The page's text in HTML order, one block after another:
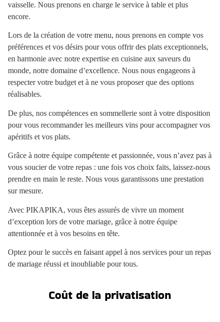
vaisselle. Nous prenons en charge le service à table et plus
encore.
Lors de la création de votre menu, nous prenons en compte vos
préférences et vos désirs pour vous offrir des plats exceptionnels,
en harmonie avec notre expertise en cuisine aux saveurs du
monde, notre domaine d’excellence. Nous nous engageons à
respecter votre budget et à ne vous proposer que des options
réalisables.
De plus, nos compétences en sommellerie sont à votre disposition
pour vous recommander les meilleurs vins pour accompagner vos
apéritifs et vos plats.
Grâce à notre équipe compétente et passionnée, vous n’avez pas à
vous soucier de votre repas : une fois vos choix faits, laissez-nous
prendre en main le reste. Nous vous garantissons une prestation
sur mesure.
Avec PIKAPIKA, vous êtes assurés de vivre un moment
d’exception lors de votre mariage, grâce à notre équipe
attentionnée et à vos besoins en tête.
Optez pour le succès en faisant appel à nos services pour un repas
de mariage réussi et inoubliable pour tous.
Coût de la privatisation